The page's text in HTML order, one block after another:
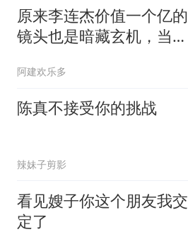
原来李连杰价值一个亿的
镜头也是暗藏玄机，当年
阿建欢乐多
陈真不接受你的挑战
辣妹子剪影
看见嫂子你这个朋友我交
定了